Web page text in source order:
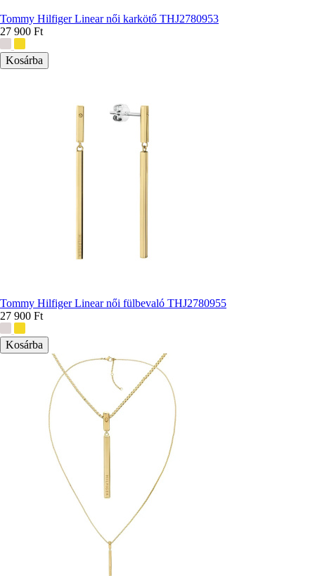
Tommy Hilfiger Linear női karkötő THJ2780953
27 900 Ft
színek:
Tommy Hilfiger Linear női fülbevaló THJ2780955
27 900 Ft
színek: